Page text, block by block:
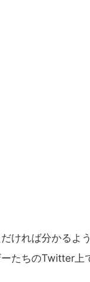
ければ分かるよ
たちのTwitter上